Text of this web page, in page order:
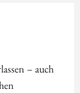
– auch